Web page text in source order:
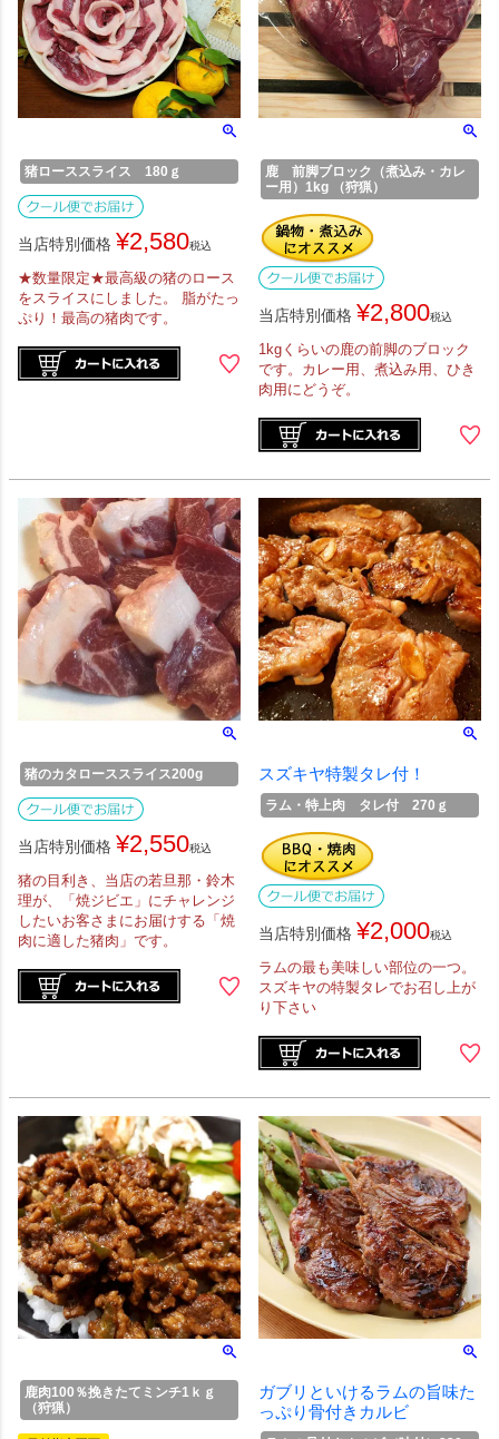
猪ローススライス 180ｇ
当店特別価格 ¥2,580税込
★数量限定★最高級の猪のロース
をスライスにしました。 脂がたっ
ぷり！最高の猪肉です。
鹿 前脚ブロック（煮込み・カレ
ー用）1kg （狩猟）
当店特別価格 ¥2,800税込
1kgくらいの鹿の前脚のブロック
です。カレー用、煮込み用、ひき
肉用にどうぞ。
猪のカタローススライス200g
当店特別価格 ¥2,550税込
猪の目利き、当店の若旦那・鈴木
理が、「焼ジビエ」にチャレンジ
したいお客さまにお届けする「焼
肉に適した猪肉」です。
スズキヤ特製タレ付！
ラム・特上肉 タレ付 270ｇ
当店特別価格 ¥2,000税込
ラムの最も美味しい部位の一つ。
スズキヤの特製タレでお召し上が
り下さい
鹿肉100％挽きたてミンチ1ｋｇ
（狩猟）
ガブリといけるラムの旨味た
っぷり骨付きカルビ